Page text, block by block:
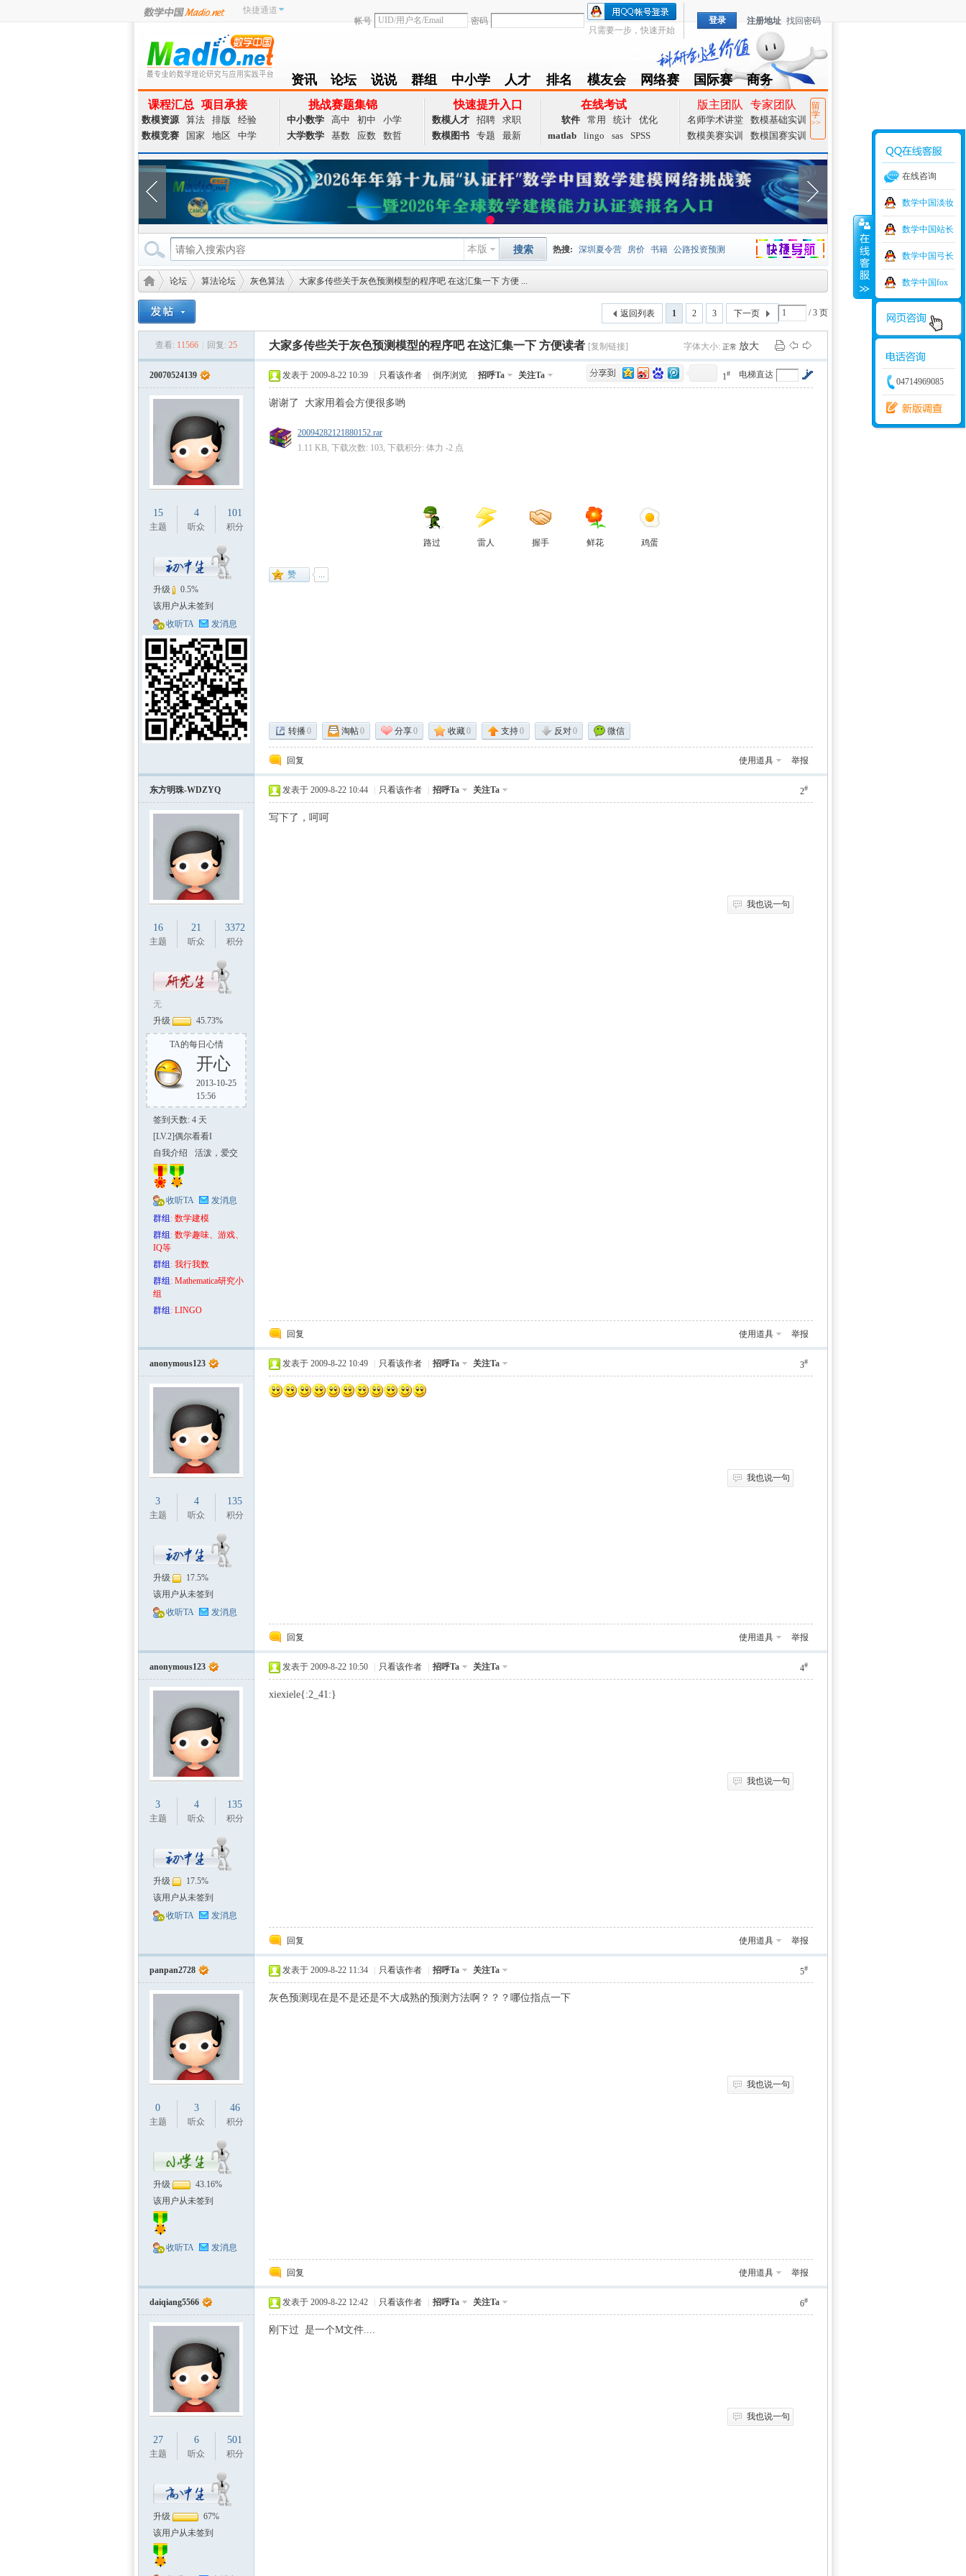
快捷通道
帐号
密码
只需要一步，快速开始
登录 注册地址 找回密码
资讯
NEWS
论坛
BBS
说说
Follow
群组
group
中小学
zxx
人才
achieve
排名
Ranklist
模友会
Club
网络赛
TZMCM
国际赛
CAMCM
商务
Special
课程汇总 项目承接
数模资源 算法 排版
经验
数模竞赛
国家 地区 中学
挑战赛题集锦
中小数学 高中 初中
小学
大学数学
基数 应数 数哲
快速提升入口
数模人才 招聘
求职
数模图书
专题 最新
在线考试
软件 常用 统计
优化
matlab
lingo sas SPSS
版主团队 专家团队
名师学术讲堂
数模基础实训
数模美赛实训
数模国赛实训
留
学
>>
捷导航
本版 搜索 热搜: 深圳夏令营 房价 书籍 公路投资预测
预测模型 元胞自动机 证书下载
Q值法 规划 证书 增加体力 比赛
挑战赛
建模
区-
中国
»
论坛
›
算法论坛
›
灰色算法
›
大家多传些关于灰色预测模型的程序吧 在这汇集一下 方便 ...
1 2 3 / 3 页
下一页
返回列表
查看: 11566 回复: 25 大家多传些关于灰色预测模型的程序吧 在这汇集一下 方便读者 [复制链接] 字体大小: 正常 放大
20070524139
15
主题
4
听众
101
积分
升级
0.5%
该用户从未签到
收听TA
发消息
电梯直达
1#
发表于 2009-8-22 10:39 只看该作者 倒序浏览 招呼Ta 关注Ta
谢谢了 大家用着会方便很多哟
20094282121880152.rar
1.11 KB, 下载次数: 103, 下载积分: 体力 -2 点
路过 雷人 握手 鲜花 鸡蛋
转播0 淘帖0 分享0 收藏0 支持0 反对0 微信
回复 使用道具 举报
东方明珠-WDZYQ
16
主题
21
听众
3372
积分
无
升级
45.73%
TA的每日心情
开心
2013-10-25
15:56
签到天数: 4 天
[LV.2]偶尔看看I
自我介绍
活泼，爱交
收听TA
发消息
群组 : 数学建模
群组 : 数学趣味、游戏、
IQ等
群组 : 我行我数
群组 : Mathematica研究小
组
群组 : LINGO
2#
发表于 2009-8-22 10:44 只看该作者 招呼Ta 关注Ta
写下了，呵呵
我也说一句
回复 使用道具 举报
anonymous123
3
主题
4
听众
135
积分
升级
17.5%
该用户从未签到
收听TA
发消息
3#
发表于 2009-8-22 10:49 只看该作者 招呼Ta 关注Ta
我也说一句
回复 使用道具 举报
anonymous123
3
主题
4
听众
135
积分
升级
17.5%
该用户从未签到
收听TA
发消息
4#
发表于 2009-8-22 10:50 只看该作者 招呼Ta 关注Ta
xiexiele{:2_41:}
我也说一句
回复 使用道具 举报
panpan2728
0
主题
3
听众
46
积分
升级
43.16%
该用户从未签到
收听TA 发消息
5#
发表于 2009-8-22 11:34 只看该作者 招呼Ta 关注Ta
灰色预测现在是不是还是不大成熟的预测方法啊？？？哪位指点一下
我也说一句
回复 使用道具 举报
daiqiang5566
27
主题
6
听众
501
积分
升级
67%
该用户从未签到
6#
发表于 2009-8-22 12:42 只看该作者 招呼Ta 关注Ta
刚下过 是一个M文件....
我也说一句
在线咨询
数学中国淡妆
数学中国站长
数学中国弓长
数学中国fox
04714969085